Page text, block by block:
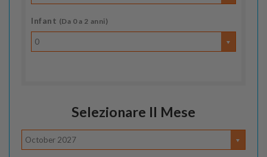
Infant (Da 0 a 2 anni)
0
Selezionare Il Mese
October 2027